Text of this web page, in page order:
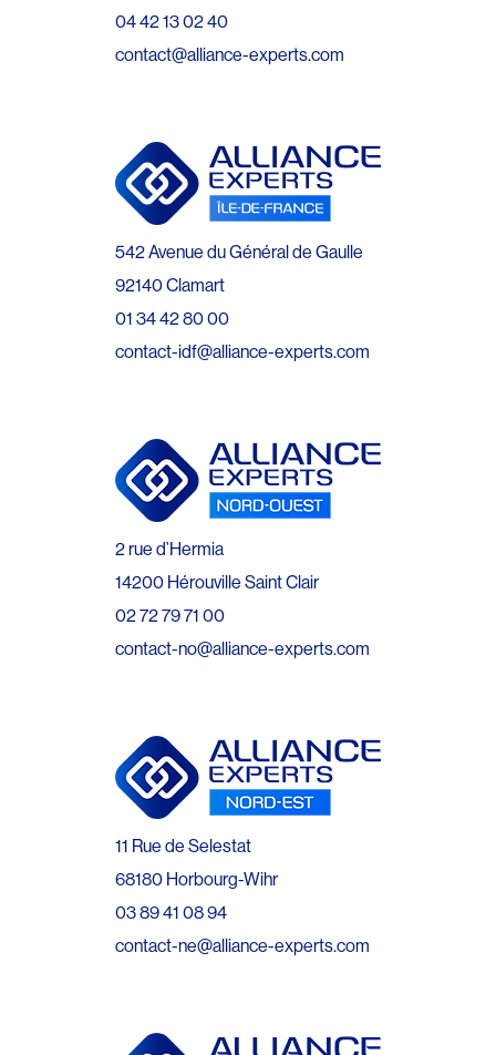
04 42 13 02 40
contact@alliance-experts.com
542 Avenue du Général de Gaulle
92140 Clamart
01 34 42 80 00
contact-idf@alliance-experts.com
2 rue d’Hermia
14200 Hérouville Saint Clair
02 72 79 71 00
contact-no@alliance-experts.com
11 Rue de Selestat
68180 Horbourg-Wihr
03 89 41 08 94
contact-ne@alliance-experts.com